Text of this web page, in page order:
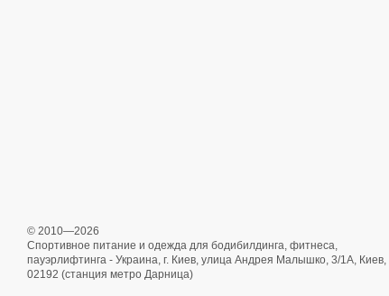
© 2010—2026
Спортивное питание и одежда для бодибилдинга, фитнеса,
пауэрлифтинга - Украина, г. Киев, улица Андрея Малышко, 3/1А, Киев,
02192 (станция метро Дарница)